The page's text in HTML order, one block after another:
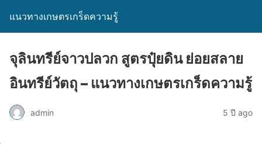
แนวทางเกษตรเกร็ดความรู้
จุลินทรีย์จาวปลวก สูตรปุ๋ยดิน ย่อยสลาย
อินทรีย์วัตถุ – แนวทางเกษตรเกร็ดความรู้
admin 5 ปี ago